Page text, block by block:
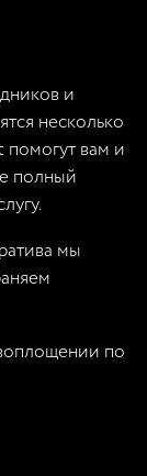
и
несколько
помогут вам и
полный
мы
по